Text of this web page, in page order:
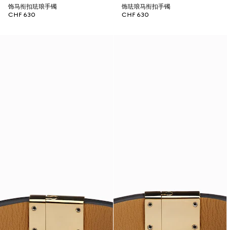
饰马衔扣珐琅手镯
CHF 630
饰珐琅马衔扣手镯
CHF 630